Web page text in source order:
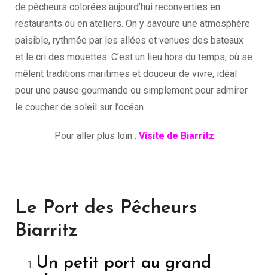
de pêcheurs colorées aujourd’hui reconverties en
restaurants ou en ateliers. On y savoure une atmosphère
paisible, rythmée par les allées et venues des bateaux
et le cri des mouettes. C’est un lieu hors du temps, où se
mêlent traditions maritimes et douceur de vivre, idéal
pour une pause gourmande ou simplement pour admirer
le coucher de soleil sur l’océan.
Pour aller plus loin : Visite de Biarritz
Le Port des Pêcheurs
Biarritz
Un petit port au grand